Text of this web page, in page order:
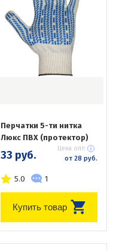
Перчатки 5-ти нитка
Люкс ПВХ (протектор)
33 руб. Цена опт:
от 28 руб.
5.0 1
Купить товар